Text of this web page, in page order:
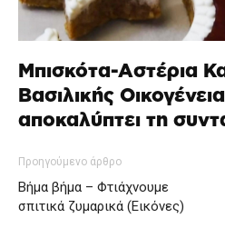
Μπισκότα-Αστέρια
Βασιλικής
αποκαλύπτει τη
Προηγούμενο άρθρο
Βήμα βήμα – Φτιάχνουμε
σπιτικά ζυμαρικά (Εικόνες)